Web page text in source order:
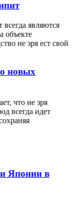
являются
объекте
не зря ест свой
новых
что не зря
всегда идет
Японии в